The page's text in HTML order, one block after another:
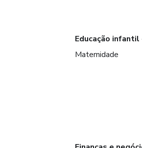
Educação
Maternidade